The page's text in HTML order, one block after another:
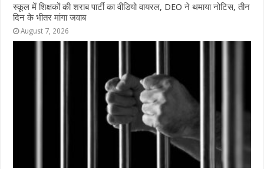
स्कूल में शिक्षकों की शराब पार्टी का वीडियो वायरल, DEO ने थमाया नोटिस, तीन
दिन के भीतर मांगा जवाब
August 7, 2026